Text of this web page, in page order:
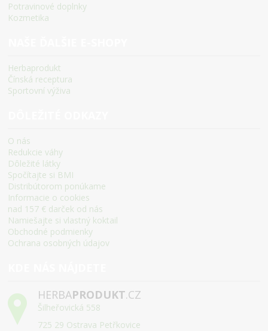
Potravinové doplnky
Kozmetika
Herbaprodukt
Čínská receptura
Sportovní výživa
O nás
Redukcie váhy
Dôležité látky
Spočítajte si BMI
Distribútorom ponúkame
Informacie o cookies
nad 157 € darček od nás
Namiešajte si vlastný koktail
Obchodné podmienky
Ochrana osobných údajov
HERBAPRODUKT.CZ
Šilheřovická 558
725 29 Ostrava Petřkovice